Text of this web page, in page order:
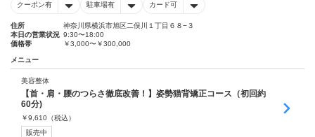
クーポン有 駐車場有 カード可
住所
神奈川県横浜市旭区二俣川１丁目６８−３
本日の営業状況 9:30〜18:00
価格帯
￥3,000〜￥300,000
メニュー
美容整体
【首・肩・腰のつらさ徹底改善！】姿勢猫背矯正コース（初回約
60分)
￥9,610 （税込）
販売中